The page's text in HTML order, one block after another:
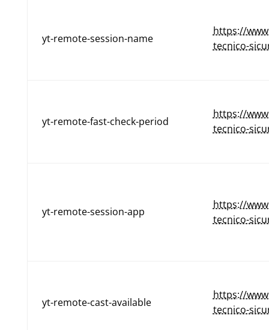
yt-remote-session-name
https://
tecnico-
yt-remote-fast-check-period
https://
tecnico-
yt-remote-session-app
https://
tecnico-
yt-remote-cast-available
https://
tecnico-